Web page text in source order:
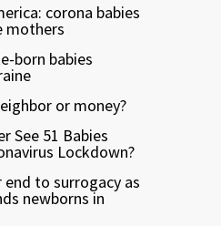
corona babies
mothers
born babies
or money?
See 51 Babies
Lockdown?
end to surrogacy as
newborns in